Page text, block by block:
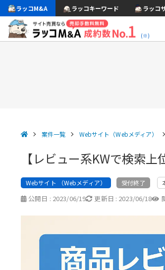
ラッコM&A ラッコキーワード ラッコ
(※)
案件一覧 Webサイト（Webメディア）
【レビュー系KWで検索
Webサイト （Webメディア） 受付終了
公開日 : 2023/06/19 更新日 : 2023/06/18